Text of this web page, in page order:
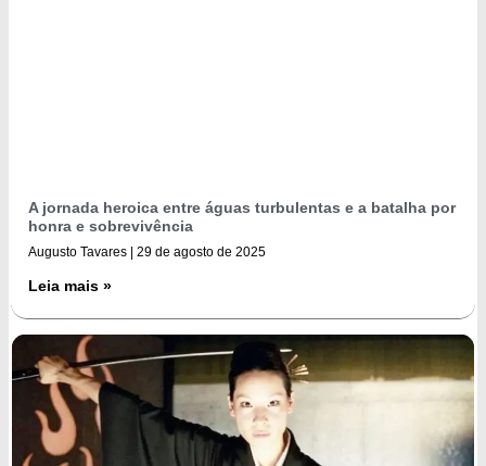
A jornada heroica entre águas turbulentas e a batalha por
honra e sobrevivência
Augusto Tavares 29 de agosto de 2025
Leia mais »